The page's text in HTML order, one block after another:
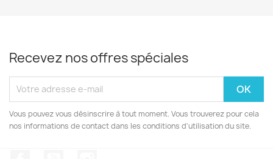
Recevez nos offres spéciales
Vous pouvez vous désinscrire à tout moment. Vous trouverez pour cela
nos informations de contact dans les conditions d'utilisation du site.